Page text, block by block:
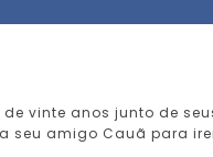
vinte anos junto de
seu amigo Cauã para